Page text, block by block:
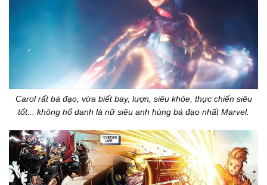
Carol rất bá đạo, vừa biết bay, lượn, siêu khỏe, thực chiến siêu
tốt... không hổ danh là nữ siêu anh hùng bá đạo nhất Marvel.